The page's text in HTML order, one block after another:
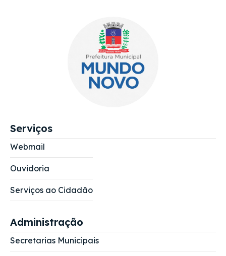
Serviços
Webmail
Ouvidoria
Serviços ao Cidadão
Administração
Secretarias Municipais